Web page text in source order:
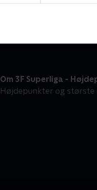
Om 3F Superliga -
Højdepunkter og største